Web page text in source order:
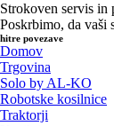
Strokoven servis in
Poskrbimo, da vaši
hitre povezave
Domov
Trgovina
Solo by AL-KO
Robotske kosilnice
Traktorji